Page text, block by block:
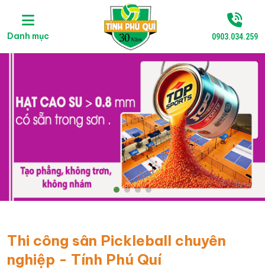
Danh mục 0903.034.259
Thi công sân Pickleball chuyên
nghiệp - Tính Phú Quí